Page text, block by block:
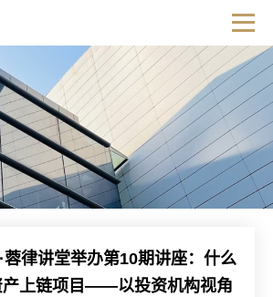
蓉律讲堂举办第10期讲座：什么
产上链项目——以投资机构视角